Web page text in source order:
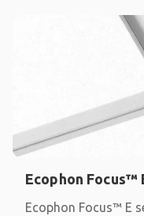
Ecophon Focus™
Ecophon Focus™ E